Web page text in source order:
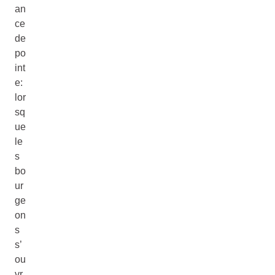
an
ce
de
po
int
e:
lor
sq
ue
le
s
bo
ur
ge
on
s
s’
ou